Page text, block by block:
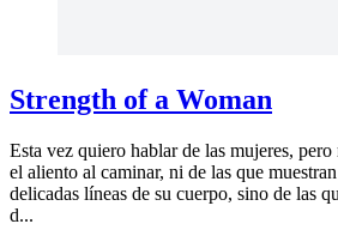
Strength of a Woman
Esta vez quiero hablar de las mujeres,
el aliento al caminar, ni de las que
delicadas líneas de su cuerpo, sino de las
d...